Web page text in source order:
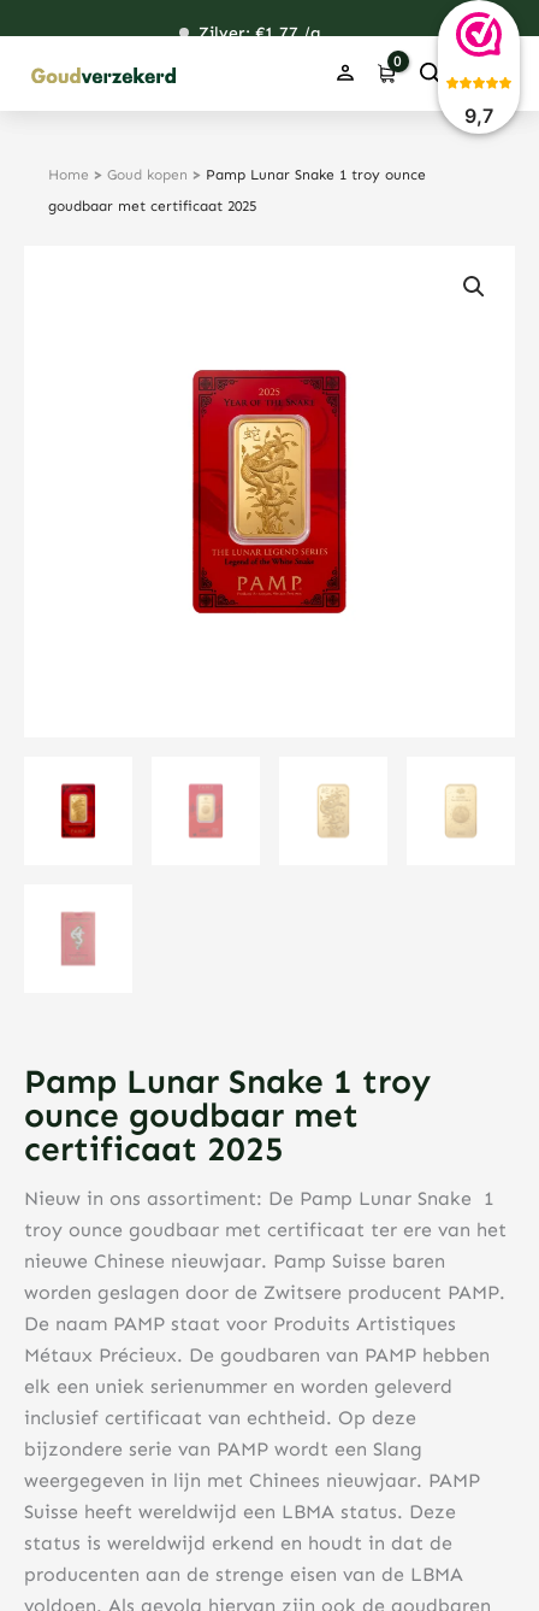
9,7
inhoud
120,76
Zilver: €1,77/g
48,59
38,39
Home > Goud kopen > Pamp Lunar Snake 1 troy ounce
goudbaar met certificaat 2025
Pamp Lunar Snake 1 troy
ounce goudbaar met
certificaat 2025
Nieuw in ons assortiment: De Pamp Lunar Snake 1
troy ounce goudbaar met certificaat ter ere van het
nieuwe Chinese nieuwjaar. Pamp Suisse baren
worden geslagen door de Zwitsere producent PAMP.
De naam PAMP staat voor Produits Artistiques
Métaux Précieux. De goudbaren van PAMP hebben
elk een uniek serienummer en worden geleverd
inclusief certificaat van echtheid. Op deze
bijzondere serie van PAMP wordt een Slang
weergegeven in lijn met Chinees nieuwjaar. PAMP
Suisse heeft wereldwijd een LBMA status. Deze
status is wereldwijd erkend en houdt in dat de
producenten aan de strenge eisen van de LBMA
voldoen. Als gevolg hiervan zijn ook de goudbaren